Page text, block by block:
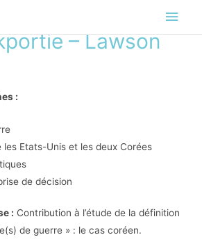
– Lawson
:
les Etats-Unis et les deux Corées
de décision
: Contribution à l’étude de la définition
de guerre » : le cas coréen.